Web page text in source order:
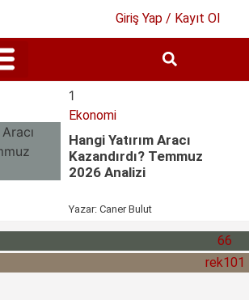
Giriş Yap / Kayıt Ol
1
Ekonomi
Hangi Yatırım Aracı
Kazandırdı? Temmuz
2026 Analizi
Yazar: Caner Bulut